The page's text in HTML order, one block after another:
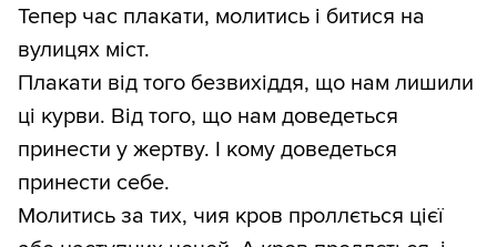
Тепер час плакати, молитись і битися на
вулицях міст.
Плакати від того безвихіддя, що нам лишили
ці курви. Від того, що нам доведеться
принести у жертву. І кому доведеться
принести себе.
Молитись за тих, чия кров проллється цієї